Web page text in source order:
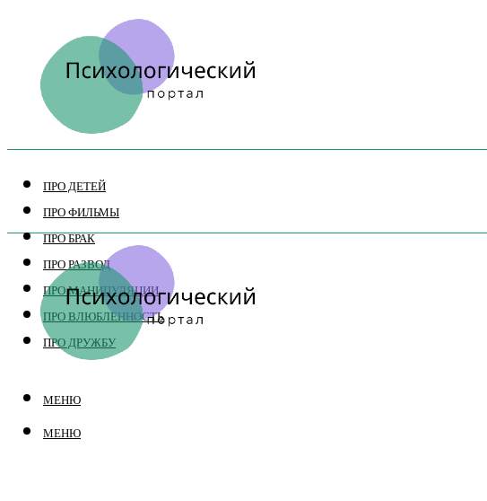
ПРО ДЕТЕЙ
ПРО ФИЛЬМЫ
ПРО БРАК
ПРО РАЗВОД
ПРО МАНИПУЛЯЦИИ
ПРО ВЛЮБЛЕННОСТЬ
ПРО ДРУЖБУ
МЕНЮ
МЕНЮ